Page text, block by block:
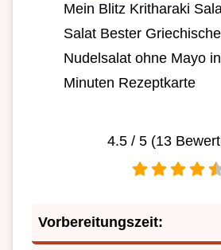
Mein Blitz Kritharaki
Salat Bester
Nudelsalat ohne Mayo
Minuten Rezeptkarte
4.5 / 5 (13
Vorbereitungszeit: